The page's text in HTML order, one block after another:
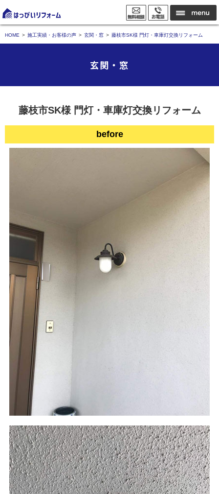
HOME 施工実績・お客様の声 玄関・窓 藤枝市SK様 門灯・車庫灯交換リフォーム
玄関・窓
藤枝市SK様 門灯・車庫灯交換リフォーム
before